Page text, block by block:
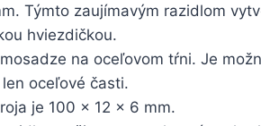
Týmto zaujímavým razidlom
hviezdičkou.
na oceľovom tŕni. Je
oceľové časti.
je 100 x 12 x 6 mm.